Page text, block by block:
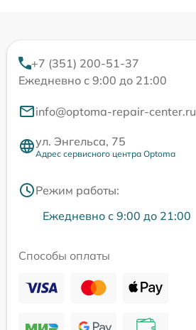
+7 (351) 200-51-37
Ежедневно с 9:00 до 21:00
info@optoma-repair-center.ru
ул. Энгельса, 75
Адрес сервисного центра Optoma
Режим работы:
Ежедневно с 9:00 до 21:00
Способы оплаты